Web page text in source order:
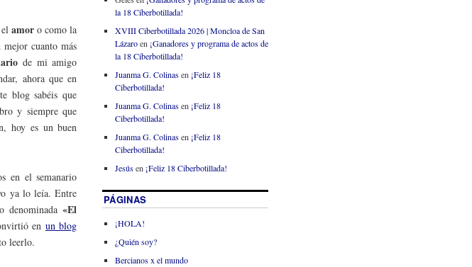
amoro como la
mejor cuanto más
de mi amigo
ahora que en
blog sabéis que
y siempre que
hoy es un buen
en el semanario
ya lo leía. Entre
denominada«El
en un blog
leerlo.
la 18 Ciberbotillada!
XVIII Ciberbotillada 2026 | Moncloa de San
Lázaroen ¡Ganadores y programa de actos de
la 18 Ciberbotillada!
Juanma G. Colinasen ¡Feliz 18
Ciberbotillada!
Juanma G. Colinasen ¡Feliz 18
Ciberbotillada!
Juanma G. Colinasen ¡Feliz 18
Ciberbotillada!
Jesúsen ¡Feliz 18 Ciberbotillada!
PÁGINAS
¡HOLA!
¿Quién soy?
Bercianos x el mundo